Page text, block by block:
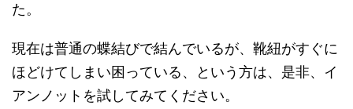
た。
現在は普通の蝶結びで結んでいるが、靴紐がすぐに
ほどけてしまい困っている、という方は、是非、イ
アンノットを試してみてください。